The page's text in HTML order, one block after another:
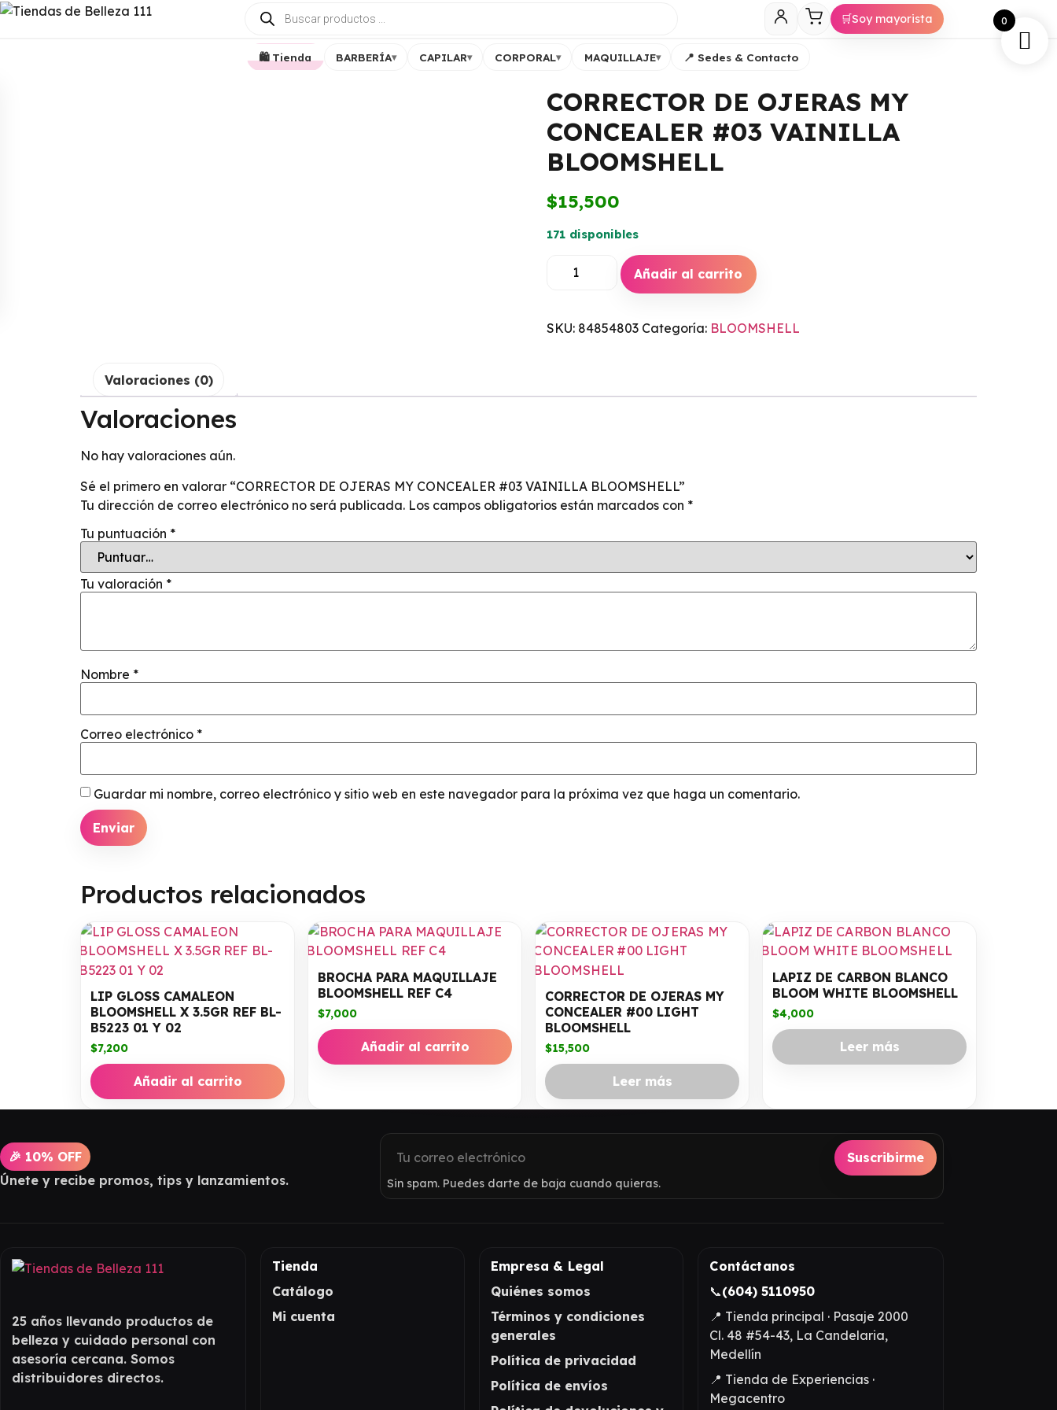
🛒Soy mayorista
🛍️ Tienda BARBERÍA▾ CAPILAR▾ CORPORAL▾ MAQUILLAJE▾ 📍 Sedes & Contacto
CORRECTOR DE OJERAS MY
CONCEALER #03 VAINILLA
BLOOMSHELL
$15,500
171 disponibles
Añadir al carrito
SKU: 84854803 Categoría: BLOOMSHELL
Valoraciones (0)
Valoraciones
No hay valoraciones aún.
Sé el primero en valorar “CORRECTOR DE OJERAS MY CONCEALER #03 VAINILLA BLOOMSHELL”
Tu dirección de correo electrónico no será publicada. Los campos obligatorios están marcados con *
Tu puntuación *
Tu valoración *
Nombre *
Correo electrónico *
Guardar mi nombre, correo electrónico y sitio web en este navegador para la próxima vez que haga un comentario.
Productos relacionados
LIP GLOSS CAMALEON
BLOOMSHELL X 3.5GR REF BL-
B5223 01 Y 02
$7,200
Añadir al carrito
BROCHA PARA MAQUILLAJE
BLOOMSHELL REF C4
$7,000
Añadir al carrito
CORRECTOR DE OJERAS MY
CONCEALER #00 LIGHT
BLOOMSHELL
$15,500
Leer más
LAPIZ DE CARBON BLANCO
BLOOM WHITE BLOOMSHELL
$4,000
Leer más
🎉 10% OFF
Únete y recibe promos, tips y lanzamientos.
Suscribirme
Sin spam. Puedes darte de baja cuando quieras.
25 años llevando productos de
belleza y cuidado personal con
asesoría cercana. Somos
distribuidores directos.
Tienda
Catálogo
Mi cuenta
Empresa & Legal
Quiénes somos
Términos y condiciones
generales
Política de privacidad
Política de envíos
Contáctanos
📞(604) 5110950
📍 Tienda principal · Pasaje 2000
Cl. 48 #54-43, La Candelaria,
Medellín
📍 Tienda de Experiencias ·
Megacentro
0